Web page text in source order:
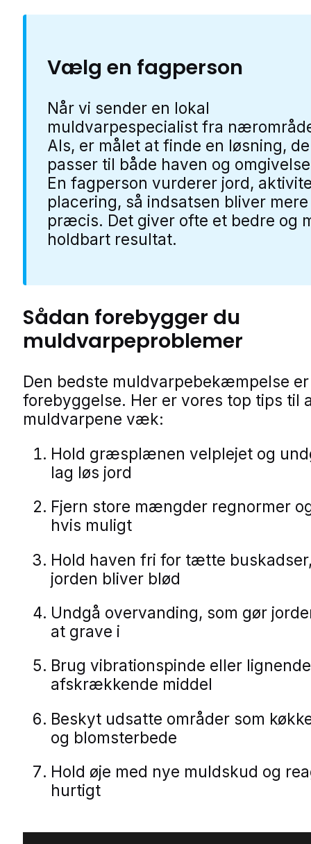
Vælg en fagperson
Når vi sender en lokal
muldvarpespecialist fra
Als, er målet at finde en løsning,
passer til både haven og
En fagperson vurderer jord,
placering, så indsatsen bliver mere
præcis. Det giver ofte et bedre og
holdbart resultat.
Sådan forebygger du
muldvarpeproblemer
Den bedste muldvarpebekæmpelse er
forebyggelse. Her er vores top tips til
muldvarpene væk:
Hold græsplænen velplejet og
lag løs jord
Fjern store mængder regnormer
hvis muligt
Hold haven fri for tætte
jorden bliver blød
Undgå overvanding, som gør
at grave i
Brug vibrationspinde eller
afskrækkende middel
Beskyt udsatte områder som
og blomsterbede
Hold øje med nye muldskud og
hurtigt